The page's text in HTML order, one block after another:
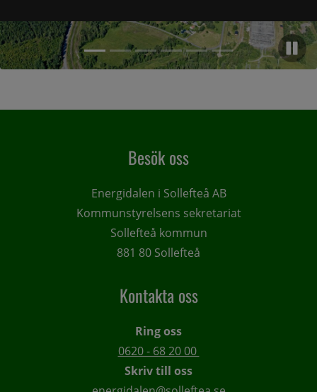
Artikel 1, (Aktuell artikel)
Artikel 2,Artikel 3,Artikel 4,Artikel 5,Artikel 6,
Besök oss
Energidalen i Sollefteå AB
Kommunstyrelsens sekretariat
Sollefteå kommun
881 80 Sollefteå
Kontakta oss
Ring oss
0620 - 68 20 00
Skriv till oss